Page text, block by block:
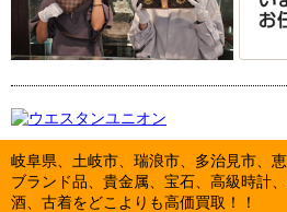
岐阜県、土岐市、瑞浪市、多治見市、
ブランド品、貴金属、宝石、高級時計
酒、古着をどこよりも高価買取！！